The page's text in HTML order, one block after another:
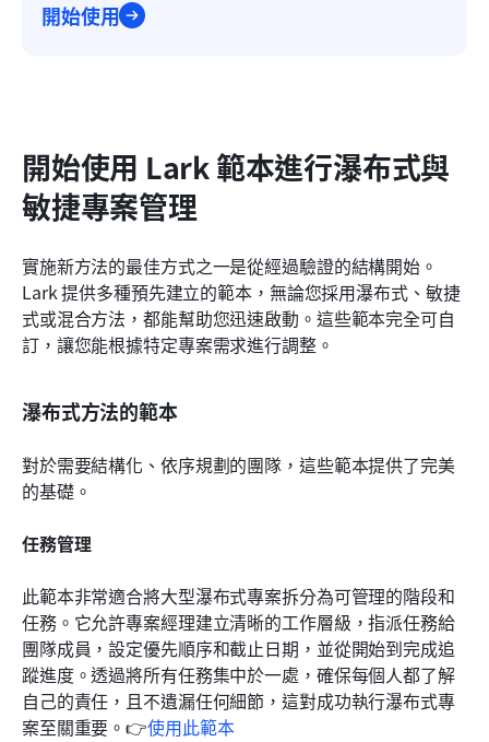
開始使用
開始使用 Lark 範本進行瀑布式與
敏捷專案管理
實施新方法的最佳方式之一是從經過驗證的結構開始。
Lark 提供多種預先建立的範本，無論您採用瀑布式、敏捷
式或混合方法，都能幫助您迅速啟動。這些範本完全可自
訂，讓您能根據特定專案需求進行調整。
瀑布式方法的範本
對於需要結構化、依序規劃的團隊，這些範本提供了完美
的基礎。
任務管理
此範本非常適合將大型瀑布式專案拆分為可管理的階段和
任務。它允許專案經理建立清晰的工作層級，指派任務給
團隊成員，設定優先順序和截止日期，並從開始到完成追
蹤進度。透過將所有任務集中於一處，確保每個人都了解
自己的責任，且不遺漏任何細節，這對成功執行瀑布式專
案至關重要。👉使用此範本